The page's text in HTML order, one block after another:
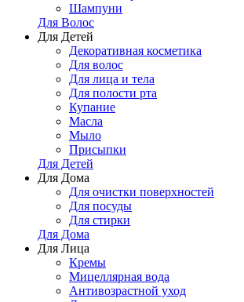
Шампуни
Для Волос
Для Детей
Декоративная косметика
Для волос
Для лица и тела
Для полости рта
Купание
Масла
Мыло
Присыпки
Для Детей
Для Дома
Для очистки поверхностей
Для посуды
Для стирки
Для Дома
Для Лица
Кремы
Мицеллярная вода
Антивозрастной уход